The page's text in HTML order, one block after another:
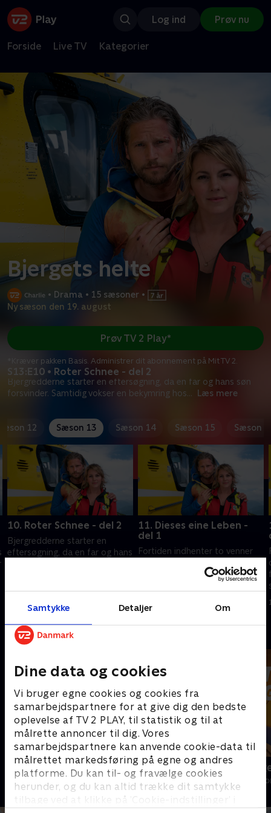
Samtykke Detaljer Om
Dine data og cookies
Vi bruger egne cookies og cookies fra
samarbejdspartnere for at give dig den bedste
oplevelse af TV 2 PLAY, til statistik og til at
målrette annoncer til dig. Vores
samarbejdspartnere kan anvende cookie-data til
målrettet markedsføring på egne og andres
platforme. Du kan til- og fravælge cookies
herunder, og du kan altid trække dit samtykke
tilbage ved at klikke på ’Cookie-indstillinger’ i
Log ind Prøv nu
Forside Live TV Kategorier
Bjergets helte
• Drama • 15 sæsoner •
Ny sæson den 19. august
S13:E10 • Roter Schnee - del 2
Bjergredderne starter en eftersøgning, da en far og hans søn
forsvinder. Samtidig vokser en bekymring hos... Læs mere
Prøv TV 2 Play*
*Kræver pakken Basis. Administrer dit abonnement på Mit TV 2.
12 Sæson 13 Sæson 14 Sæson 15 Sæson
10. Roter Schnee - del 2
Bjergredderne starter en
eftersøgning, da en far og hans
11. juli 2024 • 43 min
11. Dieses eine Leben -
del 1
Fortiden indhenter to venner
farlig situation. Sammen med
Katharina.
Andre så også
Bjerglægen
Drama • 18 sæsoner
Luftens
Drama • 3